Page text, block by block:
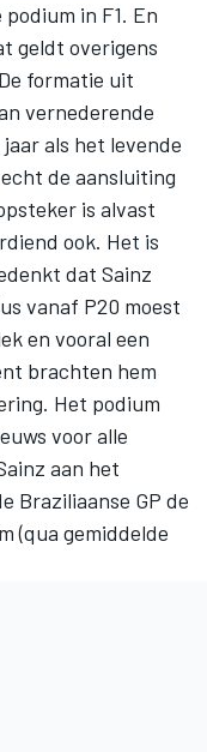
in F1. En
geldt overigens
formatie uit
vernederende
als het levende
de aansluiting
is alvast
ook. Het is
dat Sainz
vanaf P20 moest
en vooral een
brachten hem
Het podium
voor alle
aan het
Braziliaanse GP de
(qua gemiddelde